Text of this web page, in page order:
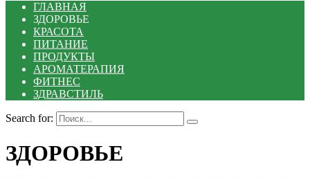
ГЛАВНАЯ
ЗДОРОВЬЕ
КРАСОТА
ПИТАНИЕ
ПРОДУКТЫ
АРОМАТЕРАПИЯ
ФИТНЕС
ЗДРАВСТИЛЬ
Search for:
ЗДОРОВЬЕ